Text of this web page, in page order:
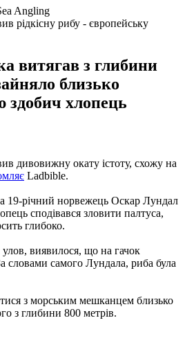
Angling
рідкісну рибу - європейську
витягав з глибини
близько
здобич хлопець
дивовижну окату істоту, схожу на
Ladbible.
19-річний норвежець Оскар Лундал
сподівався зловити палтуса,
глибоко.
улов, виявилося, що на гачок
словами самого Лундала, риба була
з морським мешканцем близько
з глибини 800 метрів.